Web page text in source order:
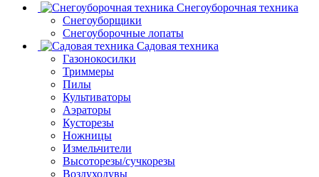
Снегоуборочная техника
Снегоуборщики
Снегоуборочные лопаты
Садовая техника
Газонокосилки
Триммеры
Пилы
Культиваторы
Аэраторы
Кусторезы
Ножницы
Измельчители
Высоторезы/сучкорезы
Воздуходувы